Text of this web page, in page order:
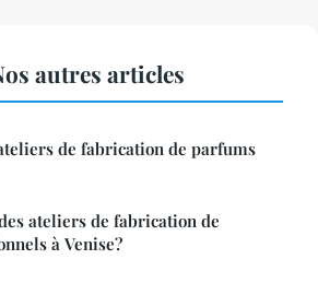
autres articles
de fabrication de parfums
ateliers de fabrication de
à Venise?